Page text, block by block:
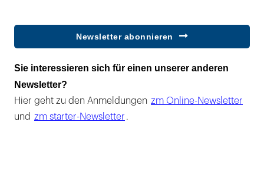
Newsletter abonnieren
Sie interessieren sich für einen unserer anderen
Newsletter?
Hier geht zu den Anmeldungen zm Online-Newsletter
und zm starter-Newsletter .